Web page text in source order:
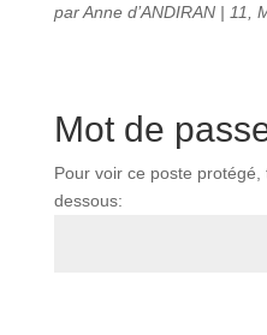
parAnne d’ANDIRAN| 11,
Mot de
Pour voir ce poste
dessous: